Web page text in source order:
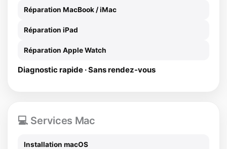
Réparation MacBook / iMac
Réparation iPad
Réparation Apple Watch
Diagnostic rapide · Sans rendez-vous
💻 Services Mac
Installation macOS